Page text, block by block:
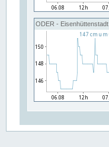
ODER - Eisenhüttenstadt